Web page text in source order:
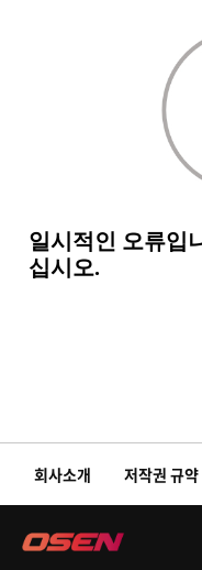
회사소개 저작권 규약